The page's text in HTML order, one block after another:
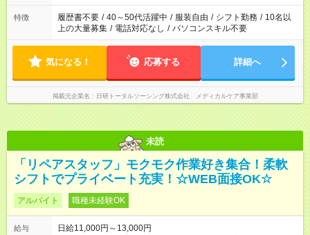
間と、もう1つのお仕事の勤務時間。 合計で週40時間を超える
場合は応募できません。
特徴 履歴書不要 / 40～50代活躍中 / 服装自由 / シフト勤務 / 10名以
上の大量募集 / 電話対応なし / パソコンスキル不要
気になる！ 応募する 詳細へ
掲載元企業名 日研トータルソーシング株式会社 メディカルケア事業部
未読
「リペアスタッフ」モクモク作業好き集合！柔軟
シフトでプライベート充実！☆WEB面接OK☆
アルバイト 職種未経験OK
給与
日給11,000円～13,000円